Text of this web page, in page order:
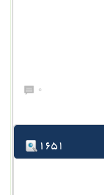
0
1651